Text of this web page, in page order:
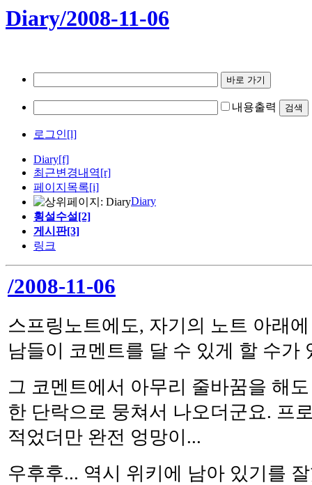
Diary/2008-11-06
내용출력
로그인[l]
Diary[f]
최근변경내역[r]
페이지목록[i]
Diary
횡설수설[2]
게시판[3]
링크
/2008-11-06
스프링노트에도, 자기의 노트 아래
남들이 코멘트를 달 수 있게 할 수가
그 코멘트에서 아무리 줄바꿈을 해
한 단락으로 뭉쳐서 나오더군요. 프
적었더만 완전 엉망이...
우후후... 역시 위키에 남아 있기를